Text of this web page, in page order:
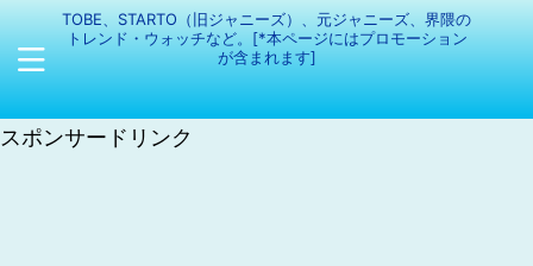
TOBE、STARTO（旧ジャニーズ）、元ジャニーズ、界隈の
トレンド・ウォッチなど。[*本ページにはプロモーション
が含まれます]
スポンサードリンク